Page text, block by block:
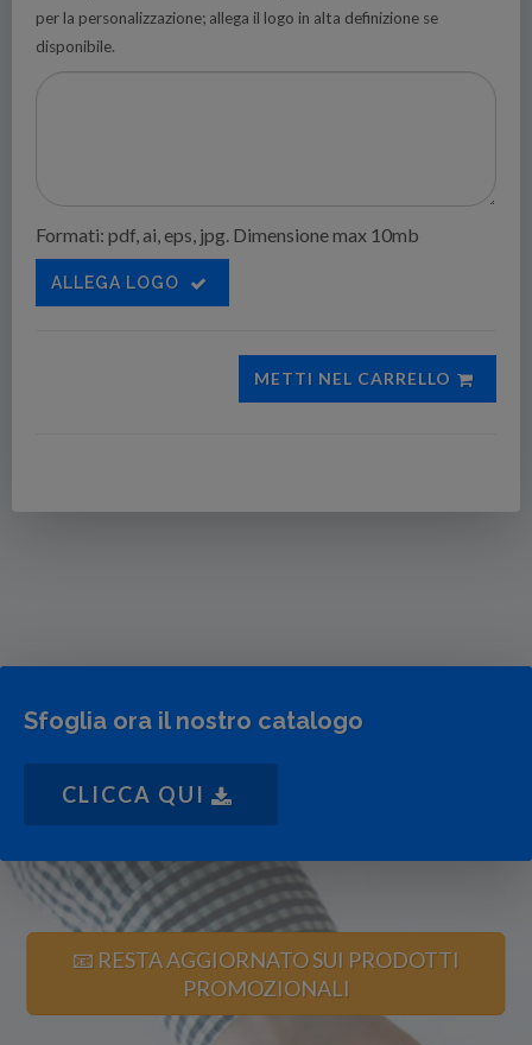
per la personalizzazione; allega il logo in alta definizione se
disponibile.
Formati: pdf, ai, eps, jpg. Dimensione max 10mb
ALLEGA LOGO
METTI NEL CARRELLO
Sfoglia ora il nostro catalogo
CLICCA QUI
📧 RESTA AGGIORNATO SUI PRODOTTI
PROMOZIONALI